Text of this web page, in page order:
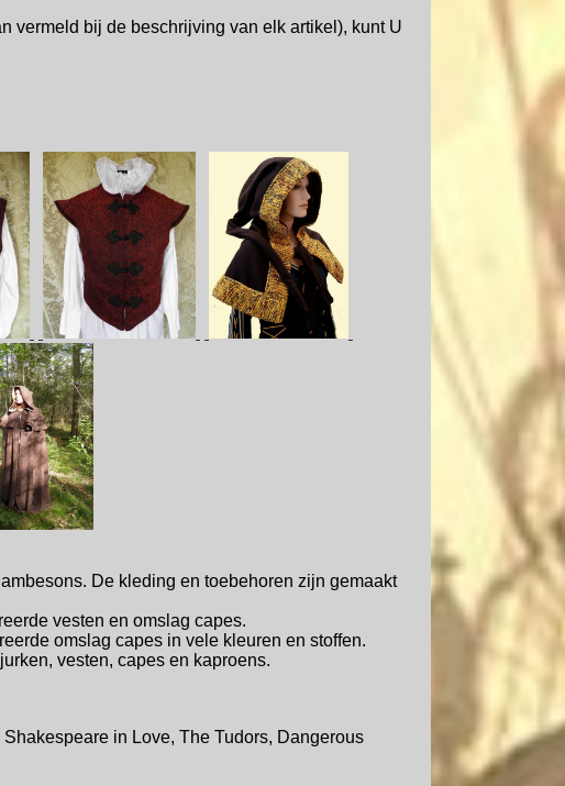
vermeld bij de beschrijving van elk artikel), kunt U
De kleding en toebehoren zijn gemaakt
vesten en omslag capes.
omslag capes in vele kleuren en stoffen.
vesten, capes en kaproens.
in Love, The Tudors, Dangerous